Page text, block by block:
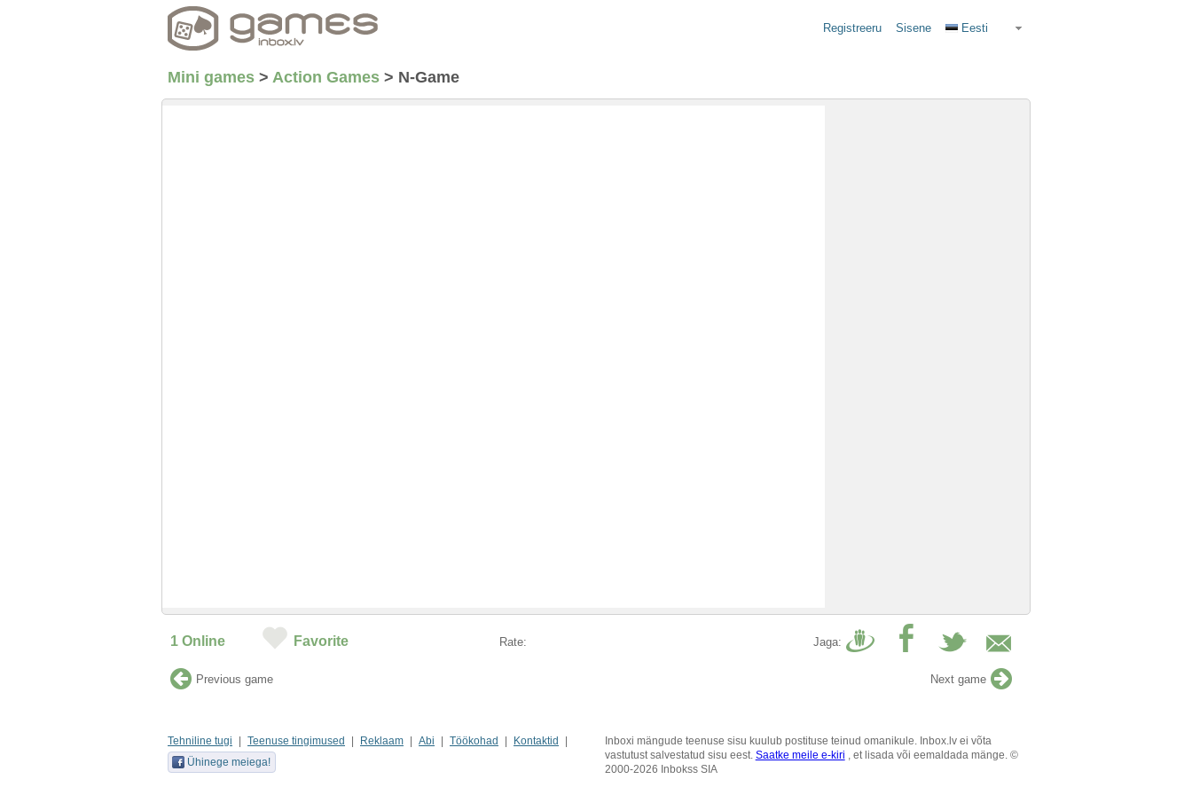
Registreeru Sisene Eesti
Mini games > Action Games > N-Game
1 Online Favorite Rate: Jaga:
Previous game Next game
Tehniline tugi Teenuse tingimused Reklaam Abi Töökohad
Kontaktid
Ühinege meiega!
Inboxi mängude teenuse sisu kuulub postituse teinud omanikule. Inbox.lv ei võta
vastutust salvestatud sisu eest. Saatke meile e-kiri , et lisada või eemaldada mänge. ©
2000-2026 Inbokss SIA